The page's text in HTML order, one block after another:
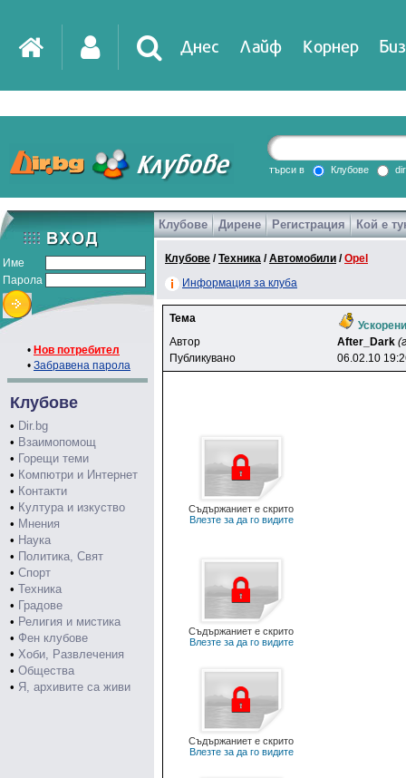
Днес Лайф Корнер
DirTV Impressio
Games
търси в Клубове
Име
Парола
• Нов потребител
• Забравена парола
Клубове
• Dir.bg
• Взаимопомощ
• Горещи теми
• Компютри и Интернет
• Контакти
• Култура и изкуство
• Мнения
• Наука
• Политика, Свят
• Спорт
• Техника
• Градове
• Религия и мистика
• Фен клубове
• Хоби, Развлечения
• Общества
• Я, архивите са живи
Клубове Дирене Регистрация Кой е
Клубове /Техника /Автомобили /Opel
Информация за клуба
Тема
Автор
After_Dark
Публикувано
06.02.10
Съдържаниет е скрито
Влезте за да го видите
Съдържаниет е скрито
Влезте за да го видите
Съдържаниет е скрито
Влезте за да го видите